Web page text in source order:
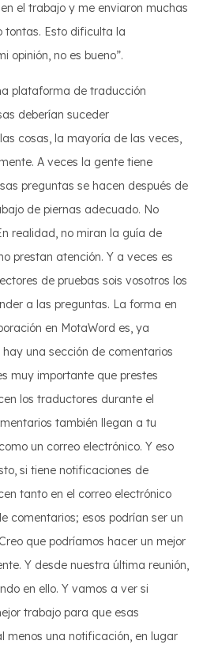
el trabajo y me enviaron muchas
tontas. Esto dificulta la
opinión, no es bueno”.
plataforma de traducción
deberían suceder
cosas, la mayoría de las veces,
A veces la gente tiene
preguntas se hacen después de
de piernas adecuado. No
realidad, no miran la guía de
prestan atención. Y a veces es
de pruebas sois vosotros los
a las preguntas. La forma en
en MotaWord es, ya
una sección de comentarios
muy importante que prestes
los traductores durante el
también llegan a tu
un correo electrónico. Y eso
si tiene notificaciones de
tanto en el correo electrónico
comentarios; esos podrían ser un
que podríamos hacer un mejor
Y desde nuestra última reunión,
en ello. Y vamos a ver si
trabajo para que esas
menos una notificación, en lugar